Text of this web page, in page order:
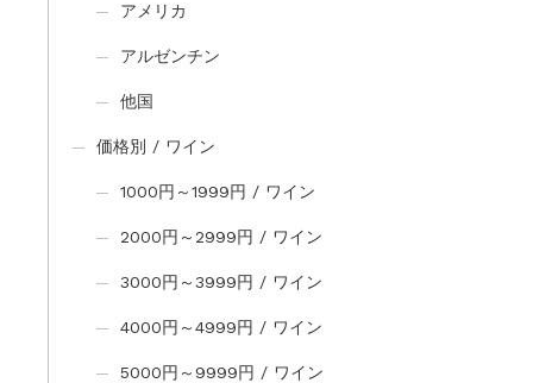
アメリカ
アルゼンチン
他国
価格別 / ワイン
1000円～1999円 / ワイン
2000円～2999円 / ワイン
3000円～3999円 / ワイン
4000円～4999円 / ワイン
5000円～9999円 / ワイン